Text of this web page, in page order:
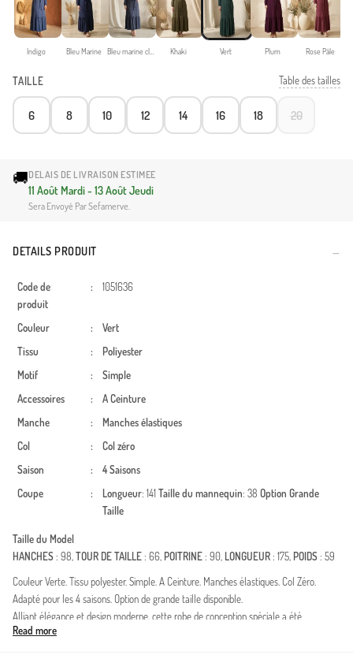
Indigo Bleu Marine Khaki Vert Plum Rose Pâle
TAILLE Table des tailles
6 8 10 12 14 16 18 20
🚚DELAIS DE LIVRAISON ESTIMEE
11 Août Mardi - 13 Août Jeudi
Sera Envoyé Par Sefamerve.
DETAILS PRODUIT
Code de
produit
: 1051636
Couleur :
Vert
Tissu
:
Poliyester
Motif
:
Simple
Accessoires
:
A Ceinture
Manche
:
Manches élastiques
Col
:
Col zéro
Saison
:
4 Saisons
Coupe
: Longueur: 141 Taille du mannequin: 38 Option Grande
Taille
Taille du Model
HANCHES: 98,TOUR DE TAILLE: 66, POITRINE: 90, LONGUEUR: 175, POIDS: 59
Couleur Verte. Tissu polyester. Simple. A Ceinture. Manches élastiques. Col Zéro.
Adapté pour les 4 saisons. Option de grande taille disponible.
Alliant élégance et design moderne, cette robe de conception spéciale a été
soigneusement préparée pour les femmes qui souhaitent se démarquer dans le
Read more